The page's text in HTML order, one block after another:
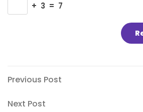
+ 3 = 7
Bericht
navigatie
Previous
Previous Post
Next
Next Post